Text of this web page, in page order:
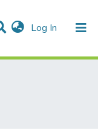
Log In (current)